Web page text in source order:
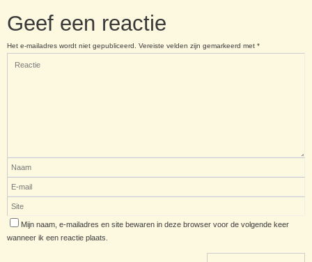
Geef een reactie
Het e-mailadres wordt niet gepubliceerd. Vereiste velden zijn gemarkeerd met *
Mijn naam, e-mailadres en site bewaren in deze browser voor de volgende keer
wanneer ik een reactie plaats.